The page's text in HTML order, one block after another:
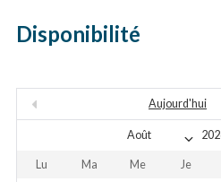
Disponibilité
Aujourd'hui
Lu Ma Me Je